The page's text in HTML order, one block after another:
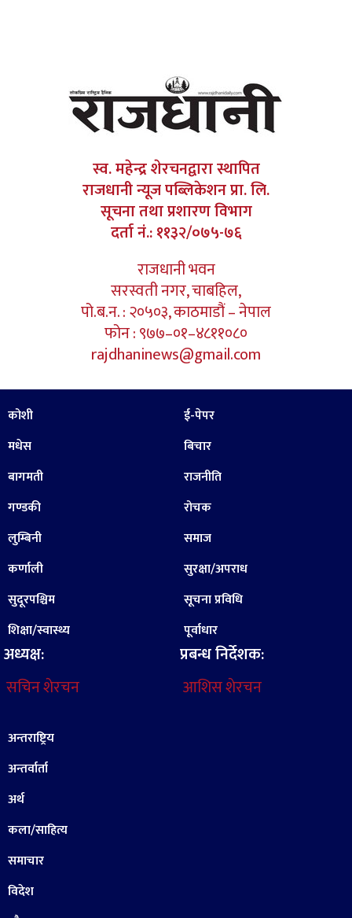
स्व. महेन्द्र शेरचनद्वारा स्थापित
राजधानी न्यूज पब्लिकेशन प्रा. लि.
सूचना तथा प्रशारण विभाग
दर्ता नं.: ११३२/०७५-७६
राजधानी भवन
सरस्वती नगर, चाबहिल,
पो.ब.न. : २०५०३, काठमाडौं – नेपाल
फोन : ९७७–०१–४८११०८०
rajdhaninews@gmail.com
कोशी
मधेस
बागमती
गण्डकी
लुम्बिनी
कर्णाली
सुदूरपश्चिम
शिक्षा/स्वास्थ्य
अध्यक्ष:
सचिन शेरचन
ई-पेपर
बिचार
राजनीति
रोचक
समाज
सुरक्षा/अपराध
सूचना प्रविधि
पूर्वाधार
प्रबन्ध निर्देशक:
आशिस शेरचन
अन्तराष्ट्रिय
अन्तर्वार्ता
अर्थ
कला/साहित्य
समाचार
विदेश